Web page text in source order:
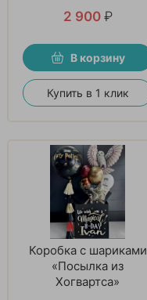
2 900 ₽
В корзину
Купить в 1 клик
Коробка с шариками
«Посылка из
Хогвартса»